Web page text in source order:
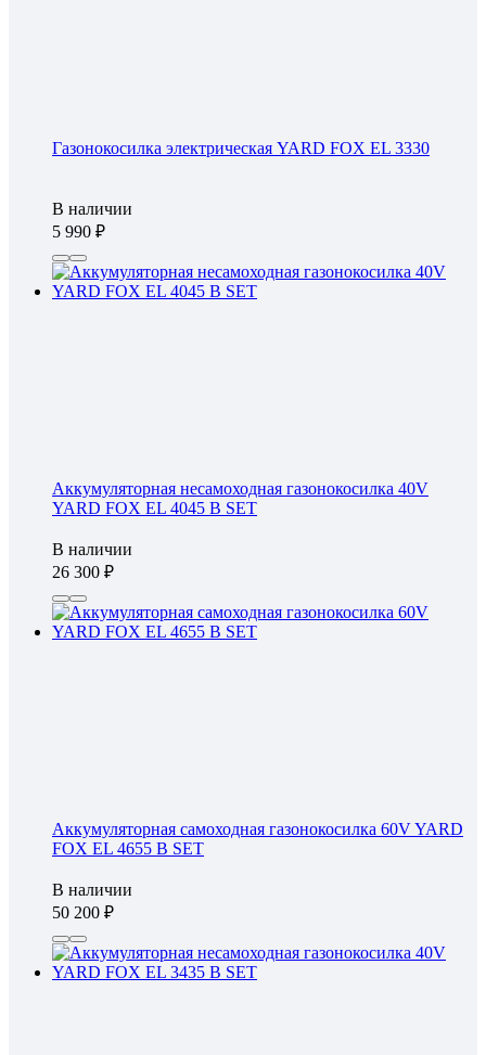
Газонокосилка электрическая YARD FOX EL 3330
В наличии
5 990
Аккумуляторная несамоходная газонокосилка 40V
YARD FOX EL 4045 B SET
В наличии
26 300
Аккумуляторная самоходная газонокосилка 60V YARD
FOX EL 4655 B SET
В наличии
50 200